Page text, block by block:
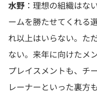
水野 ：理想の組織はな
ームを勝たせてくれる
れ以上はいらない。た
ない。来年に向けたメ
プレイスメントも、チ
レーナーといった裏方